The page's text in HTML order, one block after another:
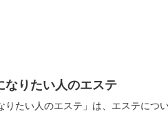
なりたい人のエステ
りたい人のエステ」は、エステに